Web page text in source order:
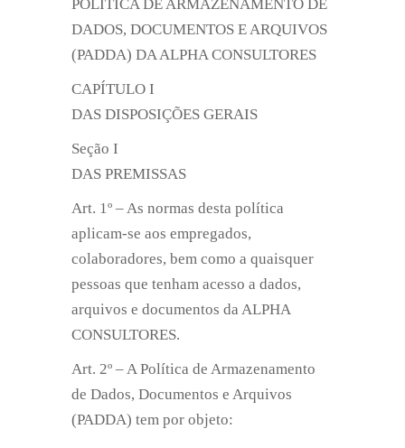
POLÍTICA DE ARMAZENAMENTO DE
DADOS, DOCUMENTOS E ARQUIVOS
(PADDA) DA ALPHA CONSULTORES
CAPÍTULO I
DAS DISPOSIÇÕES GERAIS
Seção I
DAS PREMISSAS
Art. 1º – As normas desta política
aplicam-se aos empregados,
colaboradores, bem como a quaisquer
pessoas que tenham acesso a dados,
arquivos e documentos da ALPHA
CONSULTORES.
Art. 2º – A Política de Armazenamento
de Dados, Documentos e Arquivos
(PADDA) tem por objeto: